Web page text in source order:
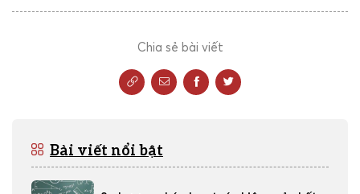
Chia sẻ bài viết
Bài viết nổi bật